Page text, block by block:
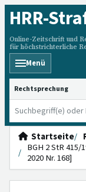
HRR-
Online-Zeitschrift und
für höchstrichterliche
Menü
HRRS durchsuchen
Startseite
BGH 2 StR 415/
2020 Nr. 168]